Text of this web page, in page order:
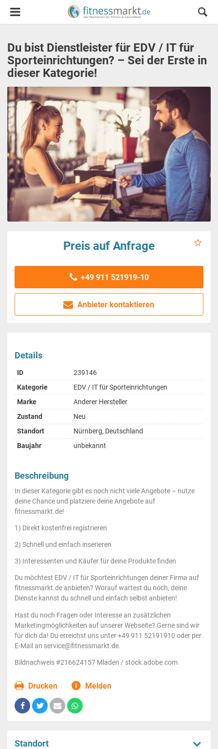
Du bist Dienstleister für EDV / IT für
Sporteinrichtungen? – Sei der Erste in
dieser Kategorie!
Preis auf Anfrage
+49 911 521919-10
Anbieter kontaktieren
Details
ID
239146
Kategorie
EDV / IT für Sporteinrichtungen
Marke
Anderer Hersteller
Zustand
Neu
Standort
Nürnberg, Deutschland
Baujahr
unbekannt
Beschreibung
In dieser Kategorie gibt es noch nicht viele Angebote – nutze
deine Chance und platziere deine Angebote auf
fitnessmarkt.de!
1) Direkt kostenfrei registrieren
2) Schnell und einfach inserieren
3) Interessenten und Käufer für deine Produkte finden
Du möchtest EDV / IT für Sporteinrichtungen deiner Firma auf
fitnessmarkt.de anbieten? Worauf wartest du noch, deine
Dienste kannst du schnell und einfach selbst anbieten!
Hast du noch Fragen oder Interesse an zusätzlichen
Marketingmöglichkeiten auf unserer Webseite? Gerne sind wir
für dich da! Du erreichst uns unter +49 911 52191910 oder per
E-Mail an service@fitnessmarkt.de.
Bildnachweis #216624157 Mladen / stock.adobe.com
Drucken Melden
Standort